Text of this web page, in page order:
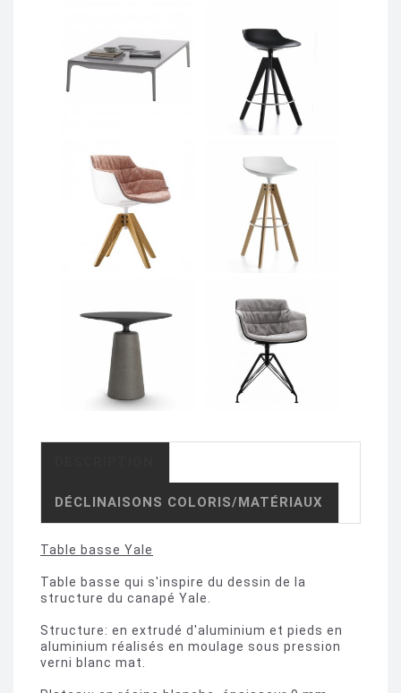
DÉCLINAISONS COLORIS/MATÉRIAUX
Table basse Yale
Table basse qui s'inspire du dessin de la
structure du canapé Yale.
Structure: en extrudé d'aluminium et pieds en
aluminium réalisés en moulage sous pression
verni blanc mat.